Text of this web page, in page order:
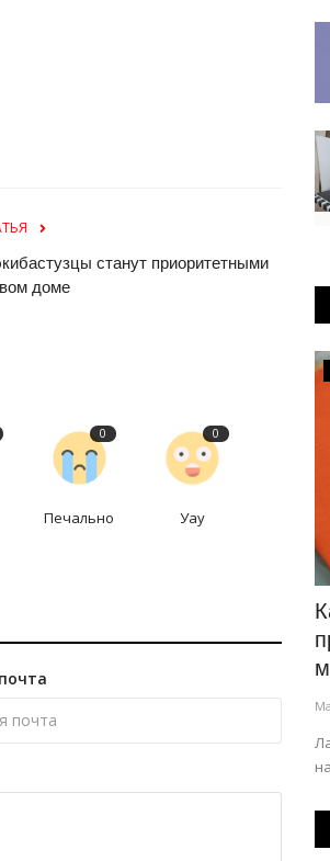
станут приоритетными
доме
0
Печально
0
Уау
0 1103
области проживают всего пять